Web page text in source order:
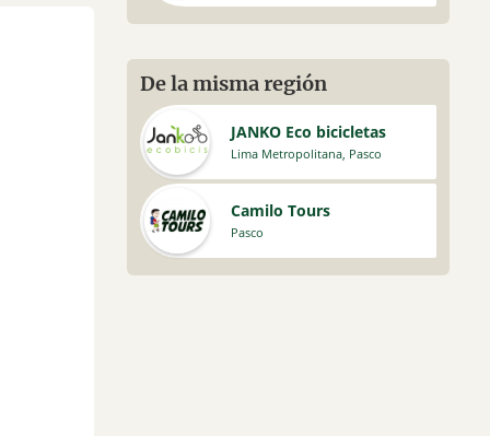
De la misma región
JANKO Eco bicicletas
Lima Metropolitana, Pasco
Camilo Tours
Pasco